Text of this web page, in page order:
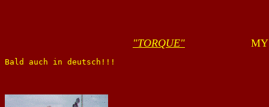
"TORQUE"
Bald auch in deutsch!!!